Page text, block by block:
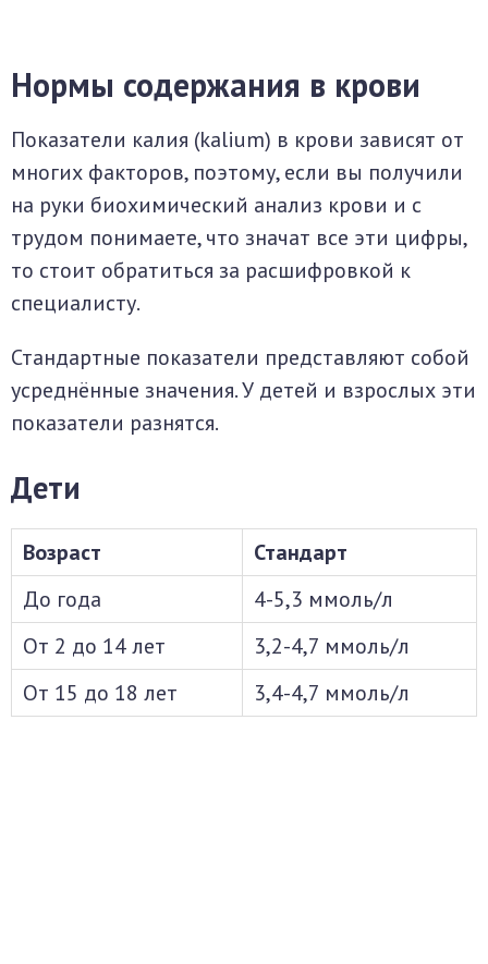
Нормы содержания в крови
Показатели калия (kalium) в крови зависят от
многих факторов, поэтому, если вы получили
на руки биохимический анализ крови и с
трудом понимаете, что значат все эти цифры,
то стоит обратиться за расшифровкой к
специалисту.
Стандартные показатели представляют собой
усреднённые значения. У детей и взрослых эти
показатели разнятся.
Дети
Возраст
Стандарт
До года
4-5,3 ммоль/л
От 2 до 14 лет
3,2-4,7 ммоль/л
От 15 до 18 лет
3,4-4,7 ммоль/л